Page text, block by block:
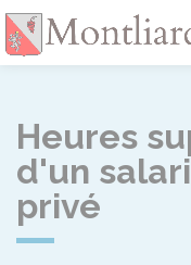
Heures
d'un
privé